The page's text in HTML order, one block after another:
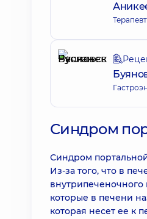
Синдром
Синдром
Из-за того, что в
которые в печени
которая несет ее к